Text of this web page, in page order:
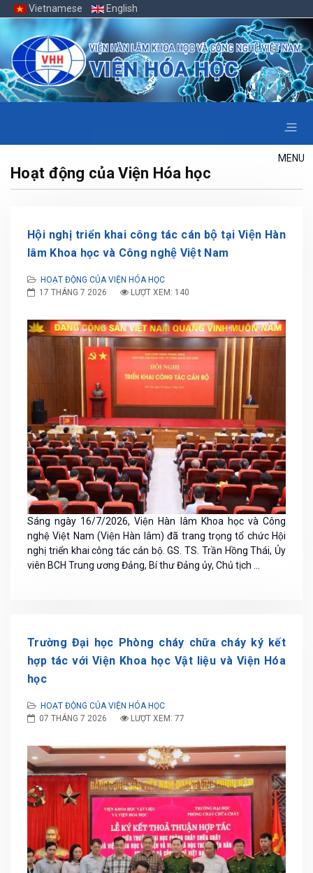
Vietnamese English
MENU
Hoạt động của Viện Hóa học
Hội nghị triển khai công tác cán bộ tại Viện Hàn
lâm Khoa học và Công nghệ Việt Nam
HOẠT ĐỘNG CỦA VIỆN HÓA HỌC
17 THÁNG 7 2026
LƯỢT XEM: 140
Sáng ngày 16/7/2026, Viện Hàn lâm Khoa học và Công
nghệ Việt Nam (Viện Hàn lâm) đã trang trọng tổ chức Hội
nghị triển khai công tác cán bộ. GS. TS. Trần Hồng Thái, Ủy
viên BCH Trung ương Đảng, Bí thư Đảng ủy, Chủ tịch ...
Trường Đại học Phòng cháy chữa cháy ký kết
hợp tác với Viện Khoa học Vật liệu và Viện Hóa
học
HOẠT ĐỘNG CỦA VIỆN HÓA HỌC
07 THÁNG 7 2026
LƯỢT XEM: 77